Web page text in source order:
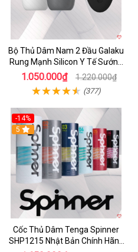
Bộ Thủ Dâm Nam 2 Đầu Galaku
Rung Mạnh Silicon Y Tế Sướng
Tột Đỉnh
1.050.000₫ 1.220.000₫
(377)
-14%
5
Cốc Thủ Dâm Tenga Spinner
SHP1215 Nhật Bản Chính Hãng